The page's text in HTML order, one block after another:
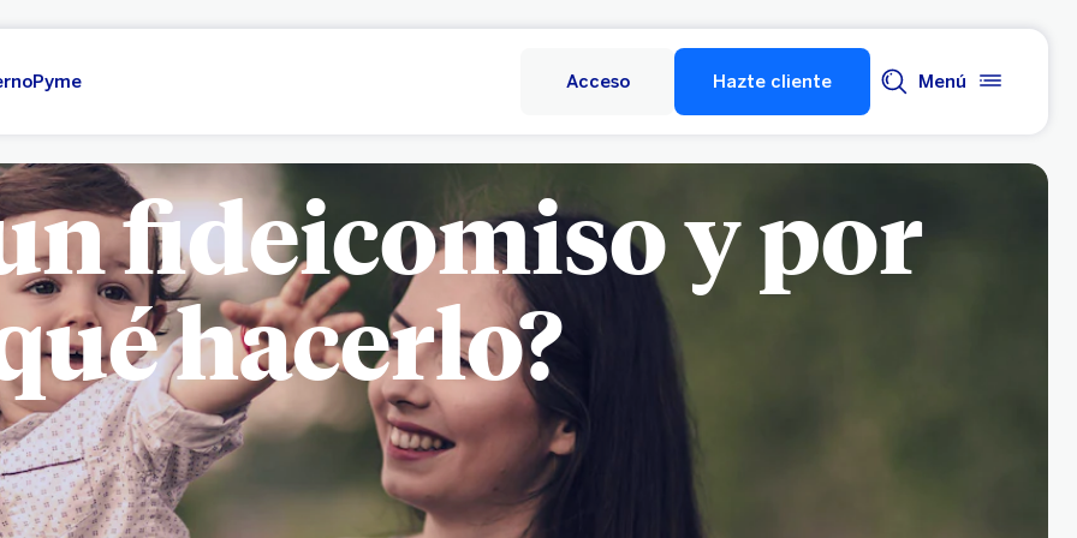
Pyme Acceso Hazte cliente Menú
fideicomiso y por
hacerlo?